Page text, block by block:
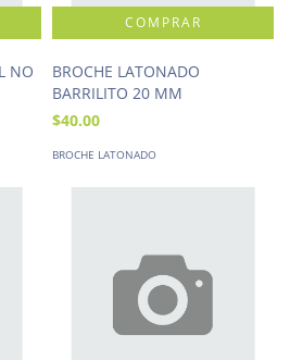
NO
BROCHE LATONADO
BARRILITO 20 MM
$40.00
BROCHE LATONADO